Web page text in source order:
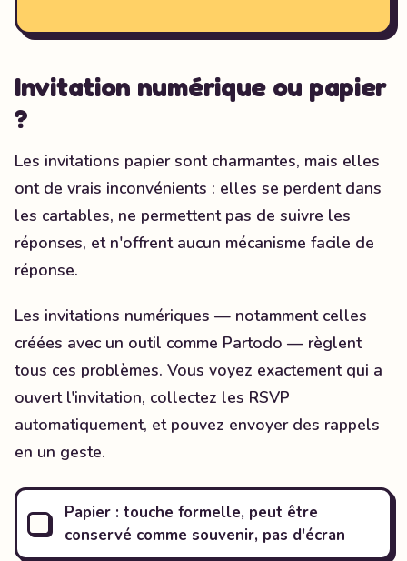
Invitation numérique ou papier
?
Les invitations papier sont charmantes, mais elles
ont de vrais inconvénients : elles se perdent dans
les cartables, ne permettent pas de suivre les
réponses, et n'offrent aucun mécanisme facile de
réponse.
Les invitations numériques — notamment celles
créées avec un outil comme Partodo — règlent
tous ces problèmes. Vous voyez exactement qui a
ouvert l'invitation, collectez les RSVP
automatiquement, et pouvez envoyer des rappels
en un geste.
Papier : touche formelle, peut être
conservé comme souvenir, pas d'écran